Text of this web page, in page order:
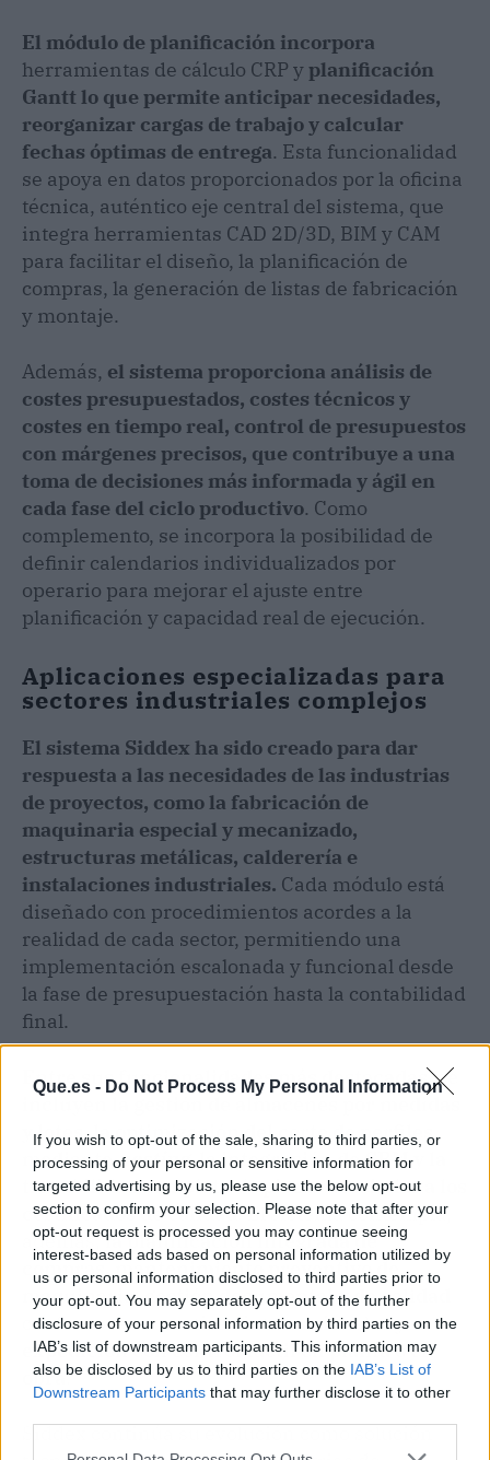
Que.es - Do Not Process My Personal Information
If you wish to opt-out of the sale, sharing to third parties, or
processing of your personal or sensitive information for
targeted advertising by us, please use the below opt-out
section to confirm your selection. Please note that after your
opt-out request is processed you may continue seeing
interest-based ads based on personal information utilized by
us or personal information disclosed to third parties prior to
your opt-out. You may separately opt-out of the further
disclosure of your personal information by third parties on the
IAB’s list of downstream participants. This information may
also be disclosed by us to third parties on the IAB’s List of
Downstream Participants that may further disclose it to other
El módulo de planificación incorpora
herramientas de cálculo CRP yplanificación
Gantt lo que permite anticipar necesidades,
reorganizar cargas de trabajo y calcular
fechas óptimas de entrega. Esta funcionalidad
se apoya en datos proporcionados por la oficina
técnica, auténtico eje central del sistema, que
integra herramientas CAD 2D/3D, BIM y CAM
para facilitar el diseño, la planificación de
compras, la generación de listas de fabricación
y montaje.
Además, el sistema proporciona análisis de
costes presupuestados, costes técnicos y
costes en tiempo real, control de presupuestos
con márgenes precisos, que contribuye a una
toma de decisiones más informada y ágil en
cada fase del ciclo productivo. Como
complemento, se incorpora la posibilidad de
definir calendarios individualizados por
operario para mejorar el ajuste entre
planificación y capacidad real de ejecución.
Aplicaciones especializadas para
sectores industriales complejos
El sistema Siddex ha sido creado para dar
respuesta a las necesidades de las industrias
de proyectos, como la fabricación de
maquinaria especial y mecanizado,
estructuras metálicas, calderería e
instalaciones industriales. Cada módulo está
diseñado con procedimientos acordes a la
realidad de cada sector, permitiendo una
implementación escalonada y funcional desde
la fase de presupuestación hasta la contabilidad
final.
Entre sus funcionalidades más destacadas, se
incluyen la gestión de almacenes por medidas
y lotes, la optimización del corte de perfiles
mediantenesting, la integración de CRM y la
trazabilidad completa de piezas asociadas a los
certificados de calidad. El sistema contempla,
además,la planificación integrada de
compras, mantenimiento preventivo de
maquinaria, gestión documental y de calidad
conforme a normativas internacionalesy
expedición con control táctil en planta o en
obra .
Siddex continúa su evolución como solución